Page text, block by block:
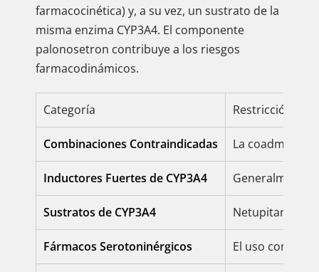
farmacocinética) y, a su vez, un sustrato de la
misma enzima CYP3A4. El componente
palonosetron contribuye a los riesgos
farmacodinámicos.
Categoría Restricción o
Combinaciones Contraindicadas La
Inductores Fuertes de CYP3A4 Generalmente
Sustratos de CYP3A4 Netupitant
Fármacos Serotoninérgicos El uso